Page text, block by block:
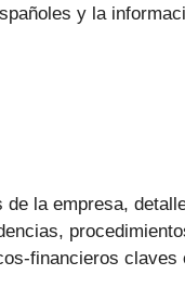
y la
la empresa,
financieros